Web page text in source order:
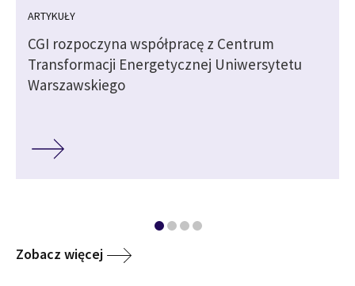
ARTYKUŁY
CGI rozpoczyna współpracę z Centrum
Transformacji Energetycznej Uniwersytetu
Warszawskiego
Zobacz więcej